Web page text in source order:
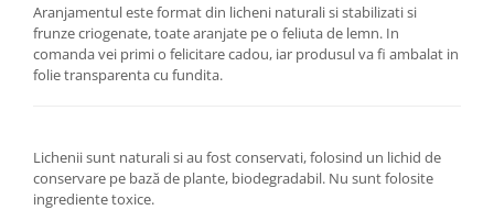
Aranjamentul este format din licheni naturali si stabilizati si
frunze criogenate, toate aranjate pe o feliuta de lemn. In
comanda vei primi o felicitare cadou, iar produsul va fi ambalat in
folie transparenta cu fundita.
Lichenii sunt naturali si au fost conservati, folosind un lichid de
conservare pe bază de plante, biodegradabil. Nu sunt folosite
ingrediente toxice.